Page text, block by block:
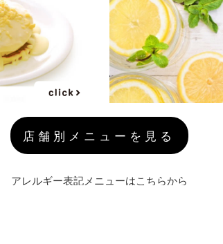
店舗別メニューを見る
アレルギー表記メニューはこちらから